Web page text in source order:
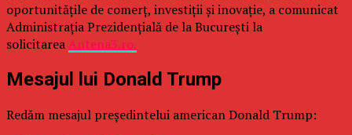
oportunitățile de comerț, investiții și inovație, a comunicat
Administrația Prezidențială de la București la
solicitareaAntena3.ro.
Mesajul lui Donald Trump
Redăm mesajul președintelui american Donald Trump: